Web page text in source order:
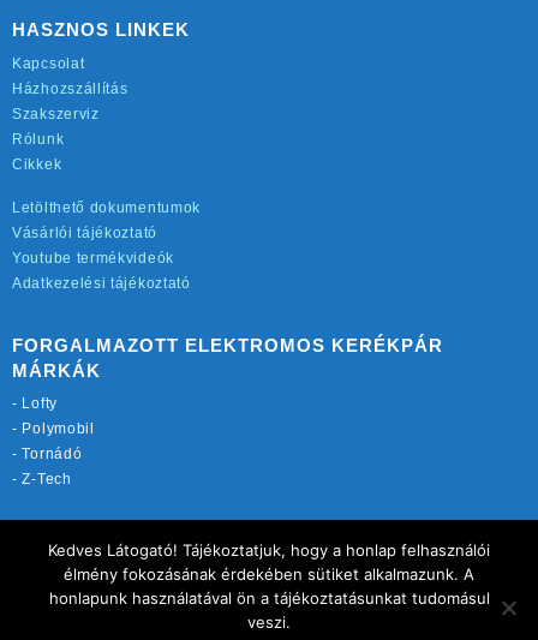
HASZNOS LINKEK
Kapcsolat
Házhozszállítás
Szakszerviz
Rólunk
Cikkek
Letölthető dokumentumok
Vásárlói tájékoztató
Youtube termékvideók
Adatkezelési tájékoztató
FORGALMAZOTT ELEKTROMOS KERÉKPÁR
MÁRKÁK
- Lofty
- Polymobil
-Tornádó
-Z-Tech
rekordmobil.hu
elektromos-kerekparbolt.hu
motorkerekparalkatreszek.hu
Kedves Látogató! Tájékoztatjuk, hogy a honlap felhasználói
élmény fokozásának érdekében sütiket alkalmazunk. A
honlapunk használatával ön a tájékoztatásunkat tudomásul
veszi.